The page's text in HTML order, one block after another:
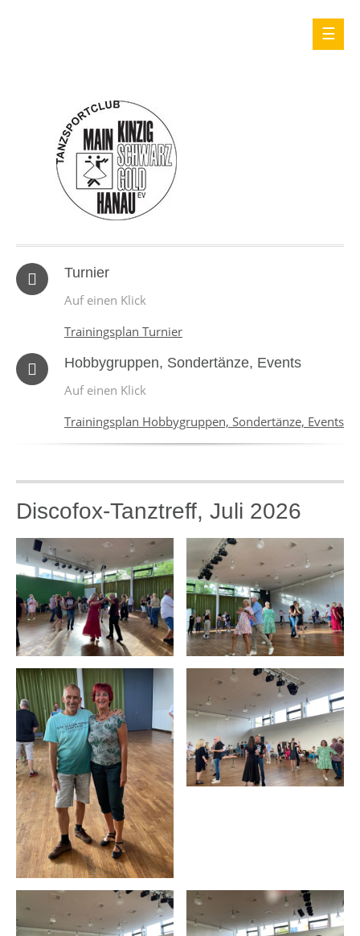
Turnier
Auf einen Klick
Trainingsplan Turnier
Hobbygruppen, Sondertänze, Events
Auf einen Klick
Trainingsplan Hobbygruppen, Sondertänze, Events
Discofox-Tanztreff, Juli 2026